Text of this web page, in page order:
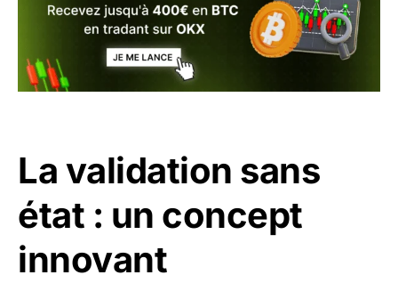
La validation sans
état : un concept
innovant